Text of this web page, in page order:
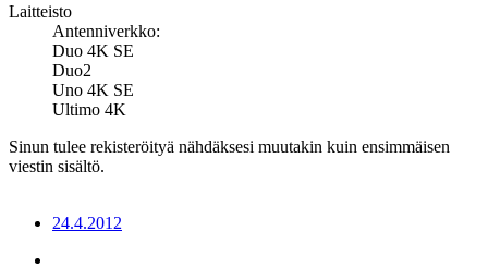
Laitteisto
Antenniverkko:
Duo 4K SE
Duo2
Uno 4K SE
Ultimo 4K
Sinun tulee rekisteröityä nähdäksesi muutakin kuin ensimmäisen
viestin sisältö.
24.4.2012